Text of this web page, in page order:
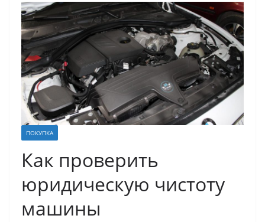
ПОКУПКА
Как проверить
юридическую чистоту
машины